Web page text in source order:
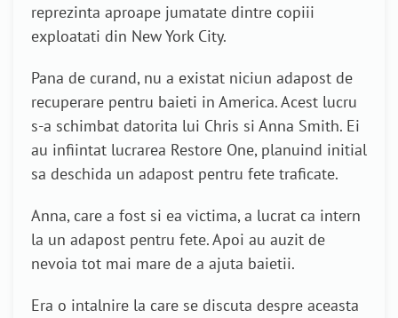
reprezinta aproape jumatate dintre copiii
exploatati din New York City.
Pana de curand, nu a existat niciun adapost de
recuperare pentru baieti in America. Acest lucru
s-a schimbat datorita lui Chris si Anna Smith. Ei
au infiintat lucrarea Restore One, planuind initial
sa deschida un adapost pentru fete traficate.
Anna, care a fost si ea victima, a lucrat ca intern
la un adapost pentru fete. Apoi au auzit de
nevoia tot mai mare de a ajuta baietii.
Era o intalnire la care se discuta despre aceasta